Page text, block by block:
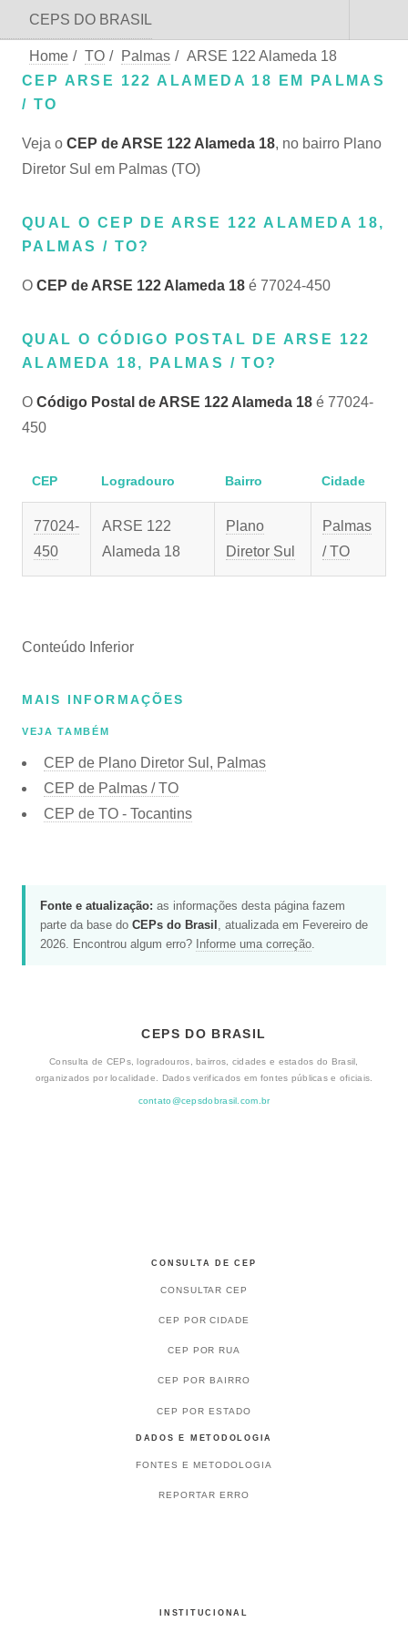
CEPS DO BRASIL
Home / TO / Palmas / ARSE 122 Alameda 18
CEP ARSE 122 ALAMEDA 18 EM PALMAS
/ TO
Veja o CEP de ARSE 122 Alameda 18, no bairro Plano
Diretor Sul em Palmas (TO)
QUAL O CEP DE ARSE 122 ALAMEDA 18,
PALMAS / TO?
O CEP de ARSE 122 Alameda 18 é 77024-450
QUAL O CÓDIGO POSTAL DE ARSE 122
ALAMEDA 18, PALMAS / TO?
O Código Postal de ARSE 122 Alameda 18 é 77024-
450
CEP Logradouro Bairro Cidade
77024-
450
ARSE 122
Alameda 18
Plano
Diretor Sul
Palmas
/ TO
Conteúdo Inferior
MAIS INFORMAÇÕES
VEJA TAMBÉM
CEP de Plano Diretor Sul, Palmas
CEP de Palmas / TO
CEP de TO - Tocantins
Fonte e atualização: as informações desta página fazem
parte da base do CEPs do Brasil , atualizada em Fevereiro de
2026. Encontrou algum erro? Informe uma correção.
CEPS DO BRASIL
Consulta de CEPs, logradouros, bairros, cidades e estados do Brasil,
organizados por localidade. Dados verificados em fontes públicas e oficiais.
contato@cepsdobrasil.com.br
CONSULTA DE CEP
CONSULTAR CEP
CEP POR CIDADE
CEP POR RUA
CEP POR BAIRRO
CEP POR ESTADO
DADOS E METODOLOGIA
FONTES E METODOLOGIA
REPORTAR ERRO
INSTITUCIONAL